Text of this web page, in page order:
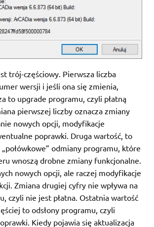
trój-częściowy. Pierwsza liczba
wersji i jeśli ona się zmienia,
to upgrade programu, czyli płatną
pierwszej liczby oznacza zmiany
nowych opcji, modyfikacje
poprawki. Druga wartość, to
odmiany programu, które
wnoszą drobne zmiany funkcjonalne.
nowych opcji, ale raczej modyfikacje
Zmiana drugiej cyfry nie wpływa na
czyli nie jest płatna. Ostatnia wartość
to odsłony programu, czyli
Kiedy pojawia się aktualizacja